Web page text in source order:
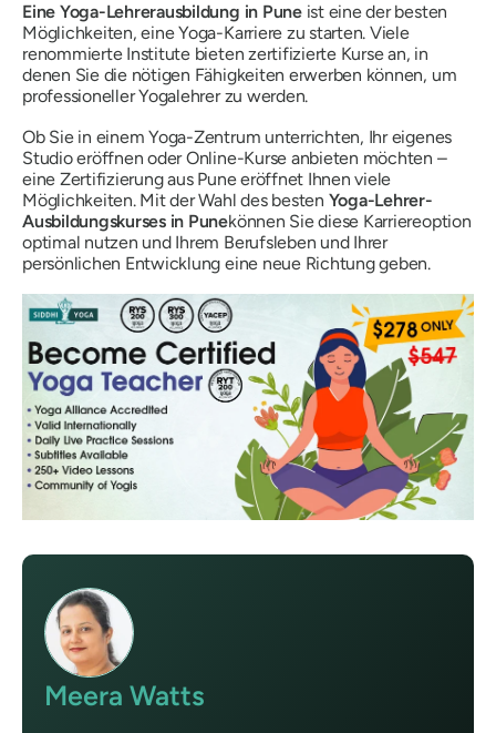
Eine Yoga-Lehrerausbildung in Puneist eine der besten
Möglichkeiten, eine Yoga-Karriere zu starten. Viele
renommierte Institute bieten zertifizierte Kurse an, in
denen Sie die nötigen Fähigkeiten erwerben können, um
professioneller Yogalehrer zu werden.
Ob Sie in einem Yoga-Zentrum unterrichten, Ihr eigenes
Studio eröffnen oder Online-Kurse anbieten möchten –
eine Zertifizierung aus Pune eröffnet Ihnen viele
Möglichkeiten. Mit der Wahl des besten Yoga-Lehrer-
Ausbildungskurses in Punekönnen Sie diese Karriereoption
optimal nutzen und Ihrem Berufsleben und Ihrer
persönlichen Entwicklung eine neue Richtung geben.
Meera Watts